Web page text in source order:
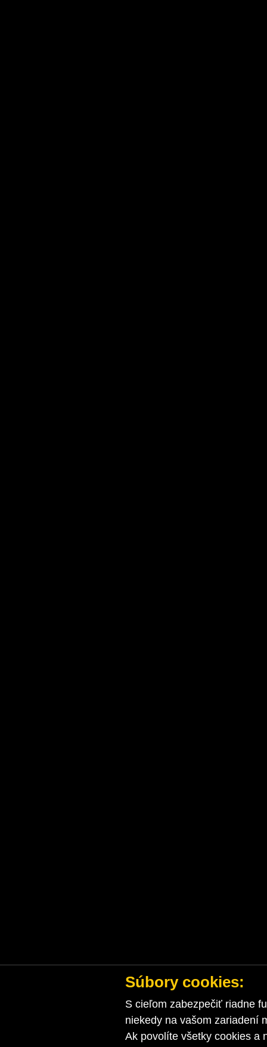
Súbory cookies:
S cieľom zabezpečiť riadne
niekedy na vašom zariadení
Ak povolíte všetky cookies a